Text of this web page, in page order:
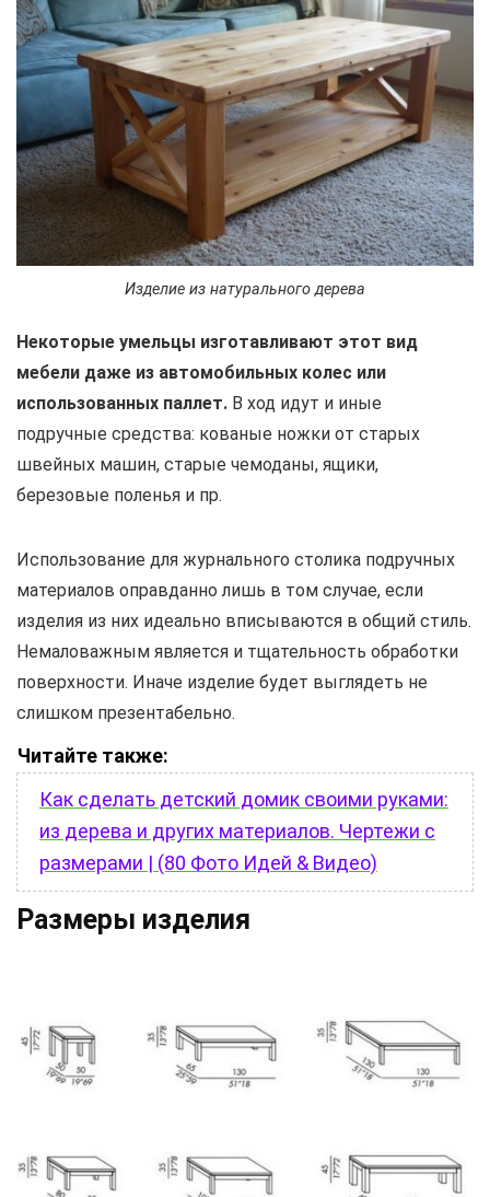
Изделие из натурального дерева
Некоторые умельцы изготавливают этот вид
мебели даже из автомобильных колес или
использованных паллет. В ход идут и иные
подручные средства: кованые ножки от старых
швейных машин, старые чемоданы, ящики,
березовые поленья и пр.
Использование для журнального столика подручных
материалов оправданно лишь в том случае, если
изделия из них идеально вписываются в общий стиль.
Немаловажным является и тщательность обработки
поверхности. Иначе изделие будет выглядеть не
слишком презентабельно.
Читайте также:
Как сделать детский домик своими руками:
из дерева и других материалов. Чертежи с
размерами | (80 Фото Идей & Видео)
Размеры изделия